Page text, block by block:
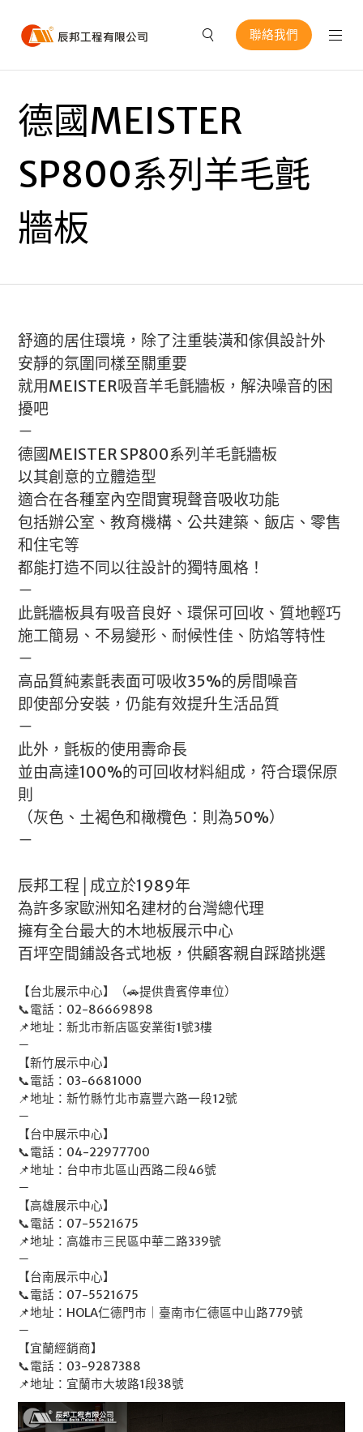
聯絡我們
德國MEISTER
SP800系列羊毛氈
牆板
舒適的居住環境，除了注重裝潢和傢俱設計外
安靜的氛圍同樣至關重要
就用MEISTER吸音羊毛氈牆板，解決噪音的困
擾吧
－
德國MEISTER SP800系列羊毛氈牆板
以其創意的立體造型
適合在各種室內空間實現聲音吸收功能
包括辦公室、教育機構、公共建築、飯店、零售
和住宅等
都能打造不同以往設計的獨特風格！
－
此氈牆板具有吸音良好、環保可回收、質地輕巧
施工簡易、不易變形、耐候性佳、防焰等特性
－
高品質純素氈表面可吸收35%的房間噪音
即使部分安裝，仍能有效提升生活品質
－
此外，氈板的使用壽命長
並由高達100%的可回收材料組成，符合環保原
則
（灰色、土褐色和橄欖色：則為50%）
－
辰邦工程│成立於1989年
為許多家歐洲知名建材的台灣總代理
擁有全台最大的木地板展示中心
百坪空間鋪設各式地板，供顧客親自踩踏挑選
【台北展示中心】（🚗提供貴賓停車位）
📞電話：02-86669898
📌地址：新北市新店區安業街1號3樓
－
【新竹展示中心】
📞電話：03-6681000
📌地址：新竹縣竹北市嘉豐六路一段12號
－
【台中展示中心】
📞電話：04-22977700
📌地址：台中市北區山西路二段46號
－
【高雄展示中心】
📞電話：07-5521675
📌地址：高雄市三民區中華二路339號
－
【台南展示中心】
📞電話：07-5521675
📌地址：HOLA仁德門市｜臺南市仁德區中山路779號
－
【宜蘭經銷商】
📞電話：03-9287388
📌地址：宜蘭市大坡路1段38號